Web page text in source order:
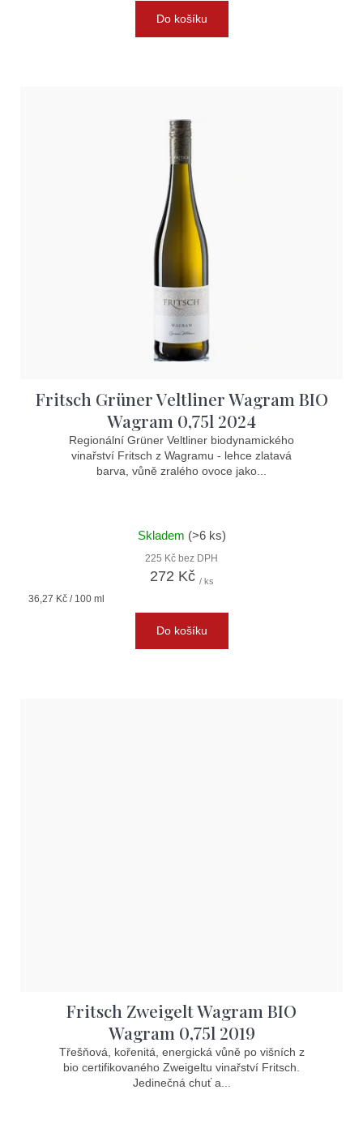
Do košíku
Fritsch Grüner Veltliner Wagram BIO
Wagram 0,75l 2024
Regionální Grüner Veltliner biodynamického
vinařství Fritsch z Wagramu - lehce zlatavá
barva, vůně zralého ovoce jako...
Skladem (>6 ks)
225 Kč bez DPH
272 Kč / ks
Měrná
36,27 Kč / 100 ml
Do košíku
Fritsch Zweigelt Wagram BIO
Wagram 0,75l 2019
Třešňová, kořenitá, energická vůně po višních z
bio certifikovaného Zweigeltu vinařství Fritsch.
Jedinečná chuť a...